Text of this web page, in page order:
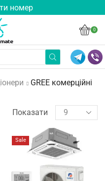
номер
0
GREE комерційні
Показати
Sale